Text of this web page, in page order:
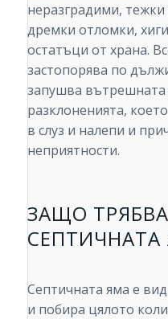
неразградими,
дремки отломки,
остатъци от храна.
застопорява по
запушва
разклоненията,
в слуз и налепи и
неприятности.
ЗАЩО
СЕПТИЧНАТА
Септичната яма е
и побира цялото